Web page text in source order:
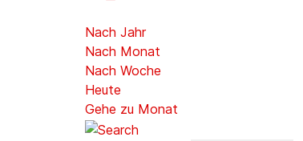
Nach Jahr
Nach Monat
Nach Woche
Heute
Gehe zu Monat